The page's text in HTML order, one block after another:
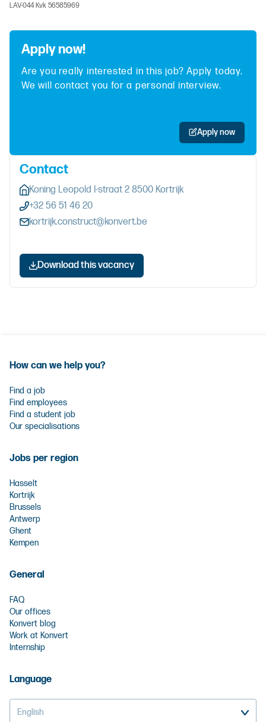
LAV-044 Kvk 56585969
Apply now!
Are you really interested in this job? Apply today.
We will contact you for a personal interview.
Apply now
Contact
Koning Leopold I-straat 2 8500 Kortrijk
+32 56 51 46 20
kortrijk.construct@konvert.be
Download this vacancy
How can we help you?
Find a job
Find employees
Find a student job
Our specialisations
Jobs per region
Hasselt
Kortrijk
Brussels
Antwerp
Ghent
Kempen
General
FAQ
Our offices
Konvert blog
Work at Konvert
Internship
Language
English